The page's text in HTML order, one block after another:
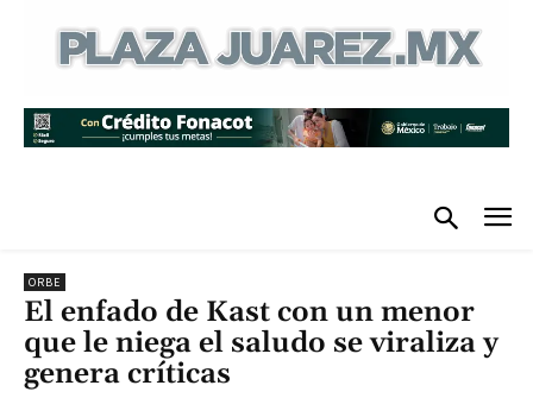
ORBE
El enfado de Kast con un menor
que le niega el saludo se viraliza y
genera críticas